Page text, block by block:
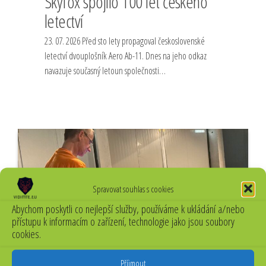
Spravovat souhlas s cookies
Abychom poskytli co nejlepší služby, používáme k ukládání a/nebo
přístupu k informacím o zařízení, technologie jako jsou soubory
cookies.
Příjmout
letectví
23. 07. 2026 Před sto lety propagoval československé
letectví dvouplošník Aero Ab-11. Dnes na jeho odkaz
navazuje současný letoun společnosti…
Od Off